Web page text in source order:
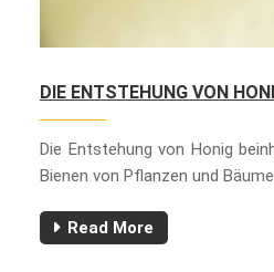
DIE ENTSTEHUNG VON
Die Entstehung von Honig
Bienen von Pflanzen und
Read More